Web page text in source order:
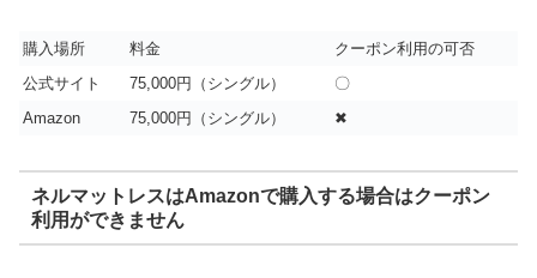
購入場所 料金
クーポン利用の可否
公式サイト
75,000円（シングル）
〇
Amazon
75,000円（シングル） ✖
ネルマットレスはAmazonで購入する場合はクーポン
利用ができません